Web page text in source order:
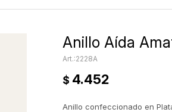
Anillo Aída
2228A
$ 4.452
Anillo confeccionado en